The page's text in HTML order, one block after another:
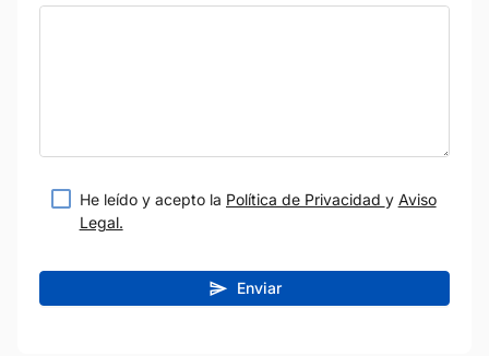
He leído y acepto la Política de Privacidad y Aviso
Legal.
Enviar